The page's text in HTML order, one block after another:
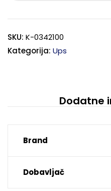
SKU: K-0342100
Kategorija: Ups
Dodatne
Brand
Dobavljač